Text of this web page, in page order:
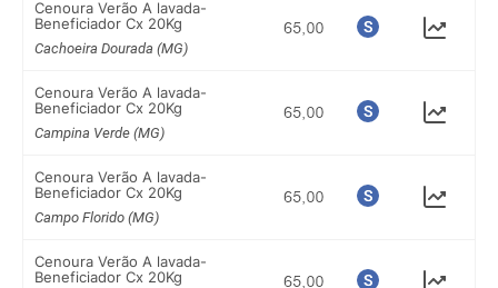
Cenoura Verão A lavada-
Beneficiador Cx 20Kg
Cachoeira Dourada (MG)
Cenoura Verão A lavada-
Beneficiador Cx 20Kg
Campina Verde (MG)
Cenoura Verão A lavada-
Beneficiador Cx 20Kg
Campo Florido (MG)
Cenoura Verão A lavada-
Beneficiador Cx 20Kg